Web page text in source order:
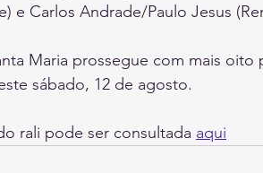
e Carlos Andrade/Paulo Jesus
Maria prossegue com mais oito
sábado, 12 de agosto.
rali pode ser consultada aqui